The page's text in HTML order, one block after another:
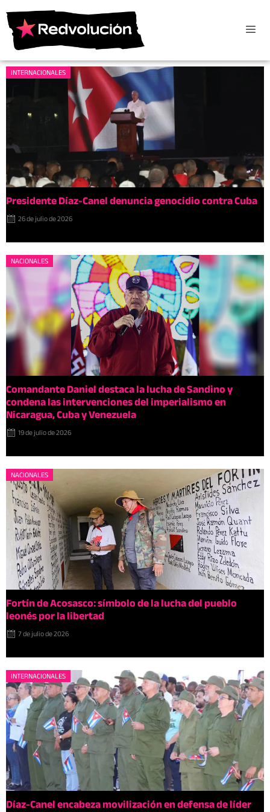
INTERNACIONALES
Presidente Díaz-Canel denuncia genocidio contra Cuba
26 de julio de 2026
NACIONALES
Comandante Daniel destaca la lucha de Sandino y
condena las intervenciones del imperialismo en
Nicaragua, Cuba y Venezuela
19 de julio de 2026
NACIONALES
Fortín de Acosasco: símbolo de la lucha del pueblo
leonés por la libertad
7 de julio de 2026
INTERNACIONALES
Díaz-Canel encabeza movilización en defensa de líder